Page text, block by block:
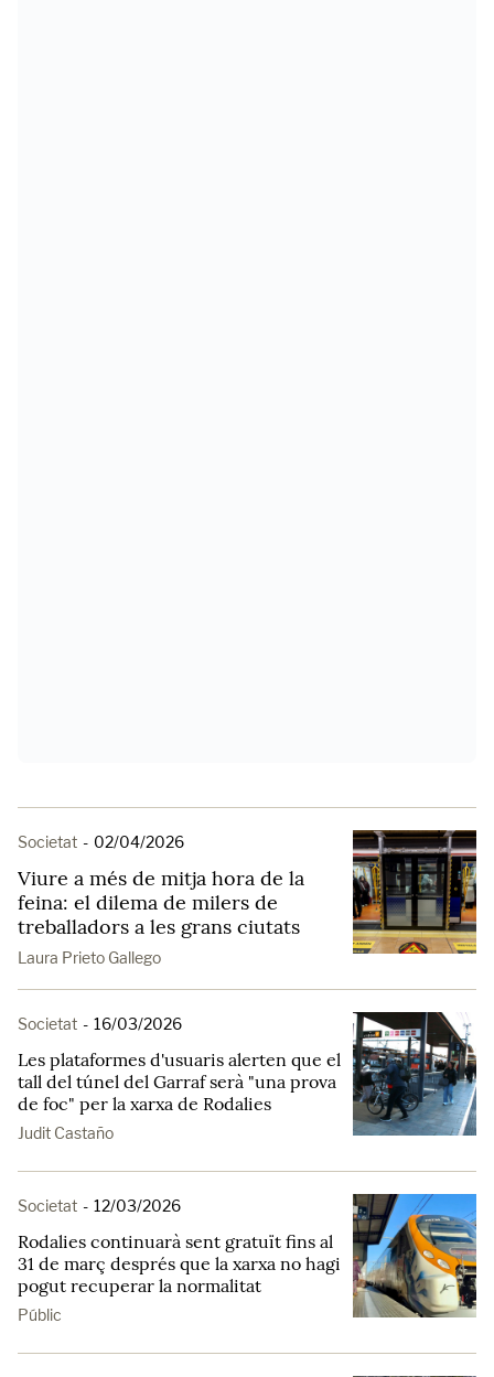
Societat - 02/04/2026
Viure a més de mitja hora de la
feina: el dilema de milers de
treballadors a les grans ciutats
Laura Prieto Gallego
Societat - 16/03/2026
Les plataformes d'usuaris alerten que el
tall del túnel del Garraf serà "una prova
de foc" per la xarxa de Rodalies
Judit Castaño
Societat - 12/03/2026
Rodalies continuarà sent gratuït fins al
31 de març després que la xarxa no hagi
pogut recuperar la normalitat
Públic